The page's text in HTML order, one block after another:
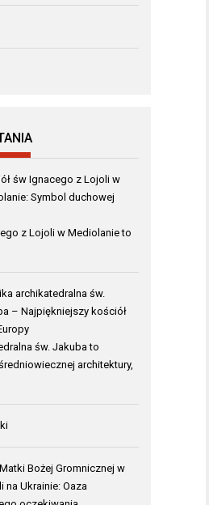
św Ignacego z Lojoli w
Symbol duchowej
z Lojoli w Mediolanie to
archikatedralna św.
– Najpiękniejszy kościół
św. Jakuba to
architektury,
Bożej Gromnicznej w
na Ukrainie: Oaza